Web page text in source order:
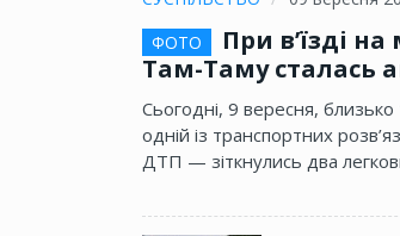
ФОТО
При в’їзді на
Там-Таму сталась
Сьогодні, 9 вересня,
одній із транспортних
ДТП — зіткнулись два